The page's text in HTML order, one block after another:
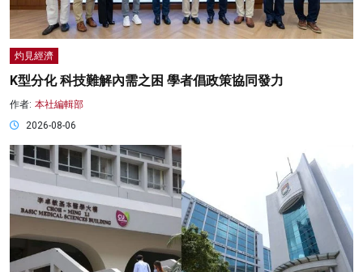
灼見經濟
K型分化 科技難解內需之困 學者倡政策協同發力
作者: 本社編輯部
2026-08-06